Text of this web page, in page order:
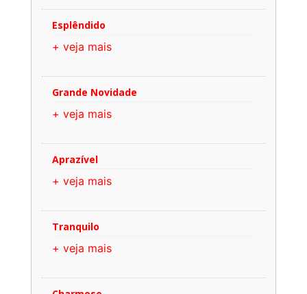
Esplêndido
+ veja mais
Grande Novidade
+ veja mais
Aprazível
+ veja mais
Tranquilo
+ veja mais